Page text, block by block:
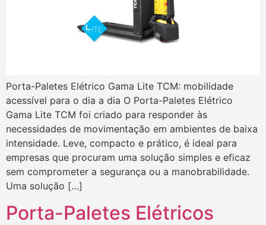
Porta-Paletes Elétrico Gama Lite TCM: mobilidade
acessível para o dia a dia O Porta-Paletes Elétrico
Gama Lite TCM foi criado para responder às
necessidades de movimentação em ambientes de baixa
intensidade. Leve, compacto e prático, é ideal para
empresas que procuram uma solução simples e eficaz
sem comprometer a segurança ou a manobrabilidade.
Uma solução […]
Porta-Paletes Elétricos